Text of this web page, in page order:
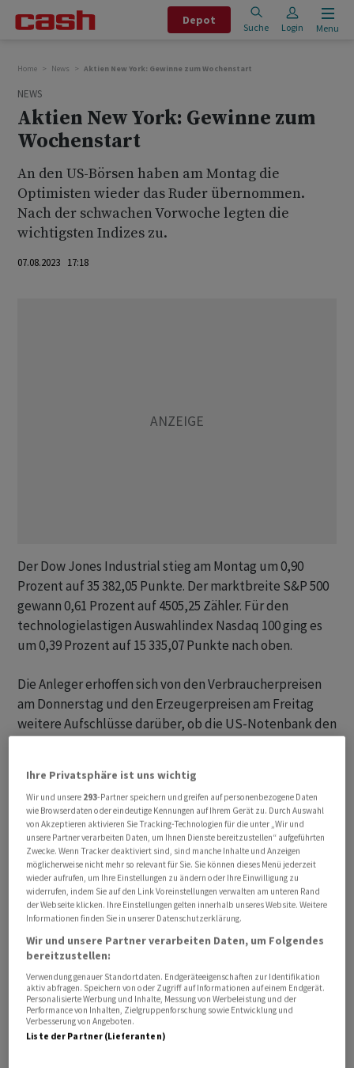
Depot
Suche Login Menu
Home News Aktien New York: Gewinne zum Wochenstart
NEWS
Aktien New York: Gewinne zum
Wochenstart
An den US-Börsen haben am Montag die
Optimisten wieder das Ruder übernommen.
Nach der schwachen Vorwoche legten die
wichtigsten Indizes zu.
07.08.2023 17:18
Der Dow Jones Industrial stieg am Montag um 0,90
Prozent auf 35 382,05 Punkte. Der marktbreite S&P 500
gewann 0,61 Prozent auf 4505,25 Zähler. Für den
technologielastigen Auswahlindex Nasdaq 100 ging es
um 0,39 Prozent auf 15 335,07 Punkte nach oben.
Die Anleger erhoffen sich von den Verbraucherpreisen
am Donnerstag und den Erzeugerpreisen am Freitag
weitere Aufschlüsse darüber, ob die US-Notenbank den
ein Fed-Mitglied weiter steigende Zinsen ins Spiel. Laut
Redetext bekräftigte Notenbank-Gouverneurin
Michelle Bowman bei einer Veranstaltung, dass eine
weitere Erhöhung der Leitzinsen wahrscheinlich
notwendig sei, um die Teuerung wieder auf das von der
Fed angestrebte Ziel von zwei Prozent zu drücken.
Zuletzt hatte die Notenbank den Leitzins im Juli um
0,25 Prozentpunkte angehoben, die weitere Zinspolitik
allerdings offen gelassen.
Ihre Privatsphäre ist uns wichtig
Wir und unsere 293-Partner speichern und greifen auf personenbezogene Daten
wie Browserdaten oder eindeutige Kennungen auf Ihrem Gerät zu. Durch Auswahl
von Akzeptieren aktivieren Sie Tracking-Technologien für die unter „Wir und
unsere Partner verarbeiten Daten, um Ihnen Dienste bereitzustellen“ aufgeführten
Zwecke. Wenn Tracker deaktiviert sind, sind manche Inhalte und Anzeigen
möglicherweise nicht mehr so relevant für Sie. Sie können dieses Menü jederzeit
wieder aufrufen, um Ihre Einstellungen zu ändern oder Ihre Einwilligung zu
widerrufen, indem Sie auf den Link Voreinstellungen verwalten am unteren Rand
der Webseite klicken. Ihre Einstellungen gelten innerhalb unseres Website. Weitere
Informationen finden Sie in unserer Datenschutzerklärung.
Wir und unsere Partner verarbeiten Daten, um Folgendes
bereitzustellen:
Verwendung genauer Standortdaten. Endgeräteeigenschaften zur Identifikation
aktiv abfragen. Speichern von oder Zugriff auf Informationen auf einem Endgerät.
Personalisierte Werbung und Inhalte, Messung von Werbeleistung und der
Performance von Inhalten, Zielgruppenforschung sowie Entwicklung und
Verbesserung von Angeboten.
Liste der Partner (Lieferanten)